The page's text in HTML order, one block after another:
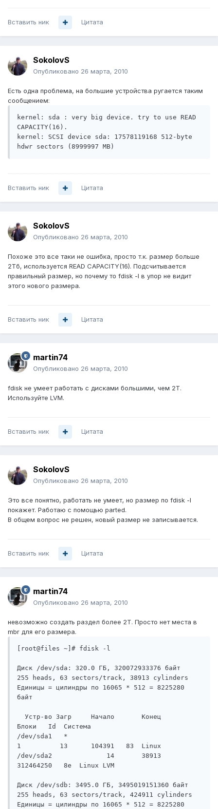
Вставить ник Цитата
SokolovS
Опубликовано 26 марта, 2010
Есть одна проблема, на большие устройства ругается таким
сообщением:
kernel: sda : very big device. try to use READ
CAPACITY(16).
kernel: SCSI device sda: 17578119168 512-byte
hdwr sectors (8999997 MB)
Вставить ник Цитата
SokolovS
Опубликовано 26 марта, 2010
Похоже это все таки не ошибка, просто т.к. размер больше
2Тб, используется READ CAPACITY(16). Подсчитывается
правильный размер, но почему то fdisk -l в упор не видит
этого нового размера.
Вставить ник Цитата
martin74
Опубликовано 26 марта, 2010
fdisk не умеет работать с дисками большими, чем 2T.
Используйте LVM.
Вставить ник Цитата
SokolovS
Опубликовано 26 марта, 2010
Это все понятно, работать не умеет, но размер по fdisk -l
покажет. Работаю с помощью parted.
В общем вопрос не решен, новый размер не записывается.
Вставить ник Цитата
martin74
Опубликовано 26 марта, 2010
невозможно создать раздел более 2Т. Просто нет места в
mbr для его размера.
[root@files ~]# fdisk -l
Диск /dev/sda: 320.0 ГБ, 320072933376 байт
255 heads, 63 sectors/track, 38913 cylinders
Единицы = цилиндры по 16065 * 512 = 8225280
байт
Устр-во Загр     Начало       Конец
Блоки   Id  Система
/dev/sda1   *
1          13      104391   83  Linux
/dev/sda2              14       38913
312464250   8e  Linux LVM
Диск /dev/sdb: 3495.0 ГБ, 3495019151360 байт
255 heads, 63 sectors/track, 424911 cylinders
Единицы = цилиндры по 16065 * 512 = 8225280